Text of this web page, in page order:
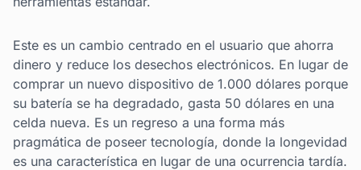
Este es un cambio centrado en el usuario que ahorra
dinero y reduce los desechos electrónicos. En lugar de
comprar un nuevo dispositivo de 1.000 dólares porque
su batería se ha degradado, gasta 50 dólares en una
celda nueva. Es un regreso a una forma más
pragmática de poseer tecnología, donde la longevidad
es una característica en lugar de una ocurrencia tardía.